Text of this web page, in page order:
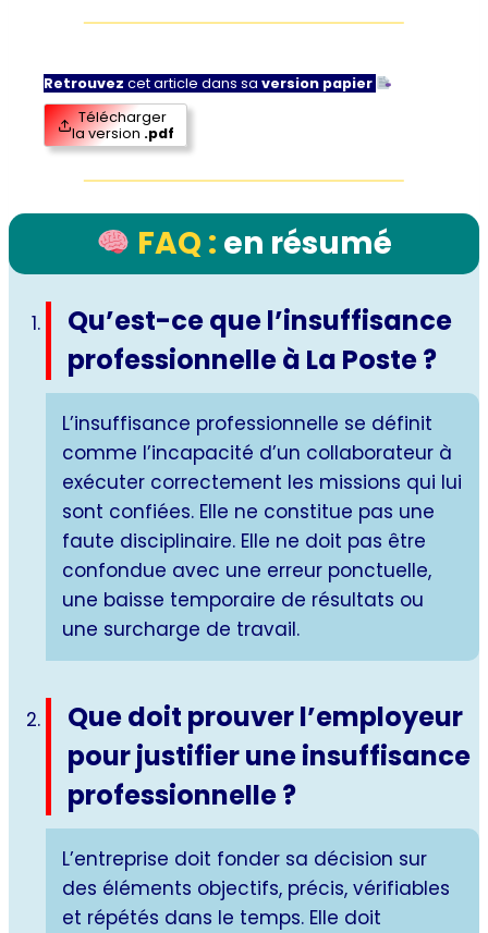
Retrouvez cet article dans sa version papier
Télécharger
la version .pdf
FAQ : en résumé
Qu’est-ce que l’insuffisance
professionnelle à La Poste ?
L’insuffisance professionnelle se définit
comme l’incapacité d’un collaborateur à
exécuter correctement les missions qui lui
sont confiées. Elle ne constitue pas une
faute disciplinaire. Elle ne doit pas être
confondue avec une erreur ponctuelle,
une baisse temporaire de résultats ou
une surcharge de travail.
Que doit prouver l’employeur
pour justifier une insuffisance
professionnelle ?
L’entreprise doit fonder sa décision sur
des éléments objectifs, précis, vérifiables
et répétés dans le temps. Elle doit